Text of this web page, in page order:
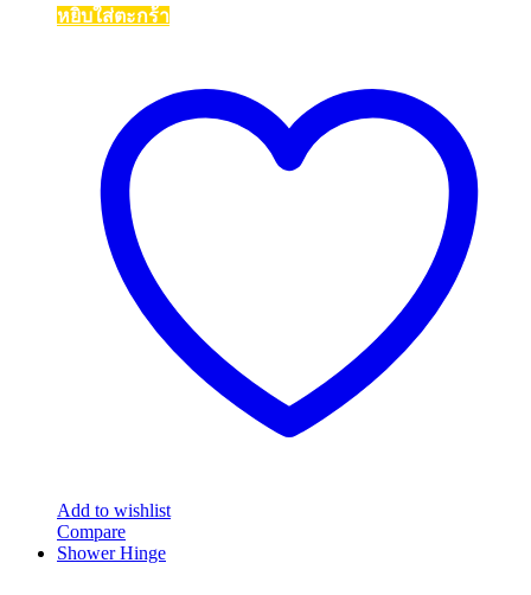
หยิบใส่ตะกร้า
Add to wishlist
Compare
Shower Hinge